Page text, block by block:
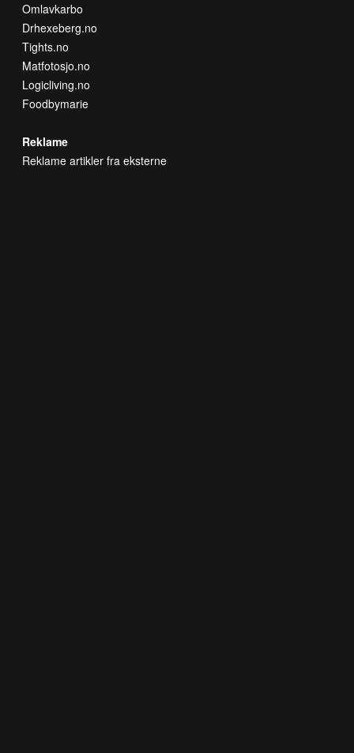
Omlavkarbo
Drhexeberg.no
Tights.no
Matfotosjo.no
Logicliving.no
Foodbymarie
Reklame
Reklame artikler fra eksterne